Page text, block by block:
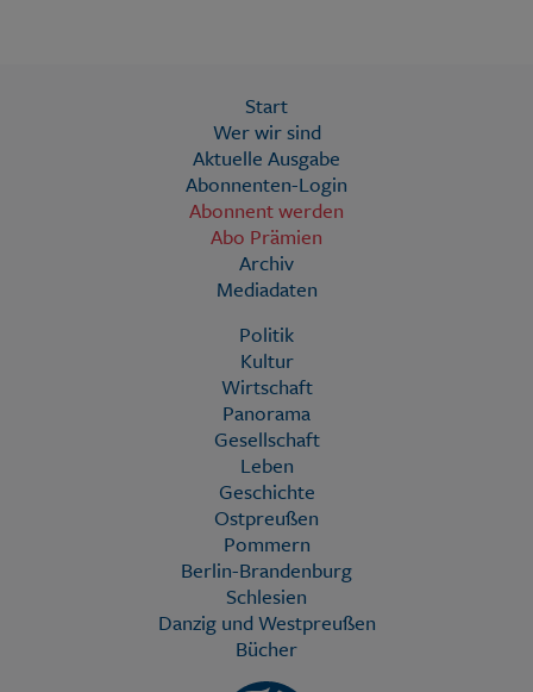
Start
Wer wir sind
Aktuelle Ausgabe
Abonnenten-Login
Abonnent werden
Abo Prämien
Archiv
Mediadaten
Politik
Kultur
Wirtschaft
Panorama
Gesellschaft
Leben
Geschichte
Ostpreußen
Pommern
Berlin-Brandenburg
Schlesien
Danzig und Westpreußen
Bücher